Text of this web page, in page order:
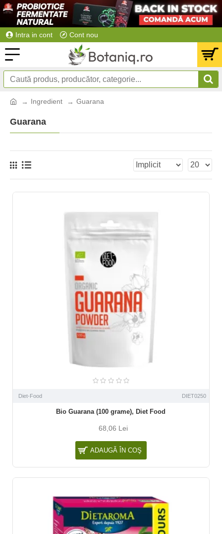
Intra in cont Cont nou
Ingredient Guarana
Guarana
Diet-Food DIET0250
Bio Guarana (100 grame), Diet Food
68,06 Lei
ADAUGĂ ÎN COŞ